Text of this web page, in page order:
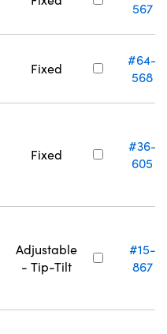
567
Fixed
#64-
568
Fixed
#36-
605
Adjustable
- Tip-Tilt
#15-
867